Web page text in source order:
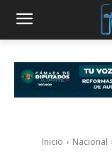
Inicio Nacional